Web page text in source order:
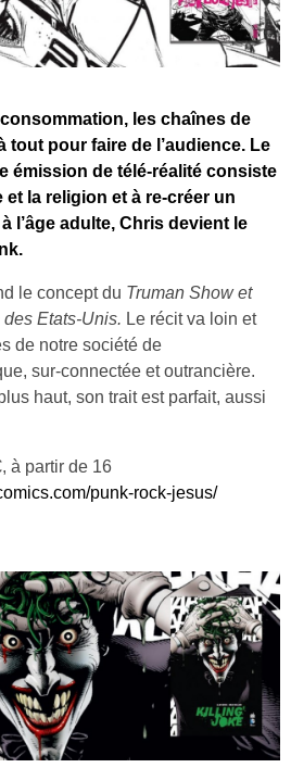
les chaînes de
tout pour faire de l’audience. Le
émission de télé-réalité consiste
et la religion et à re-créer un
l’âge adulte, Chris devient le
le concept du Truman Show et
Etats-Unis. Le récit va loin et
de notre société de
sur-connectée et outrancière.
haut, son trait est parfait, aussi
à partir de 16
punk-rock-jesus/